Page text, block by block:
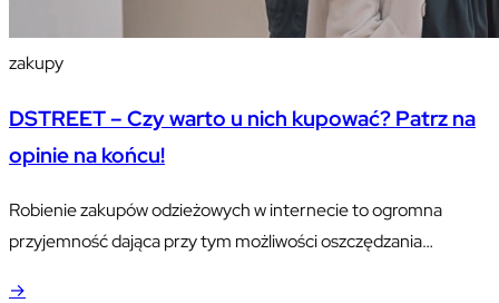
zakupy
DSTREET – Czy warto u nich kupować? Patrz na
opinie na końcu!
Robienie zakupów odzieżowych w internecie to ogromna
przyjemność dająca przy tym możliwości oszczędzania
→